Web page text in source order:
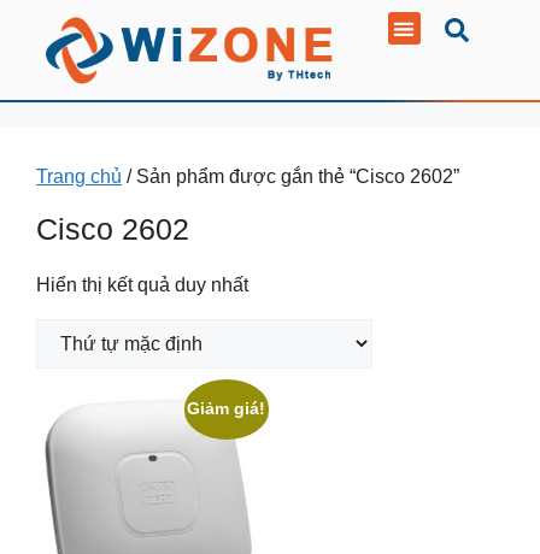
Trang chủ / Sản phẩm được gắn thẻ “Cisco 2602”
Cisco 2602
Hiển thị kết quả duy nhất
Giảm giá!